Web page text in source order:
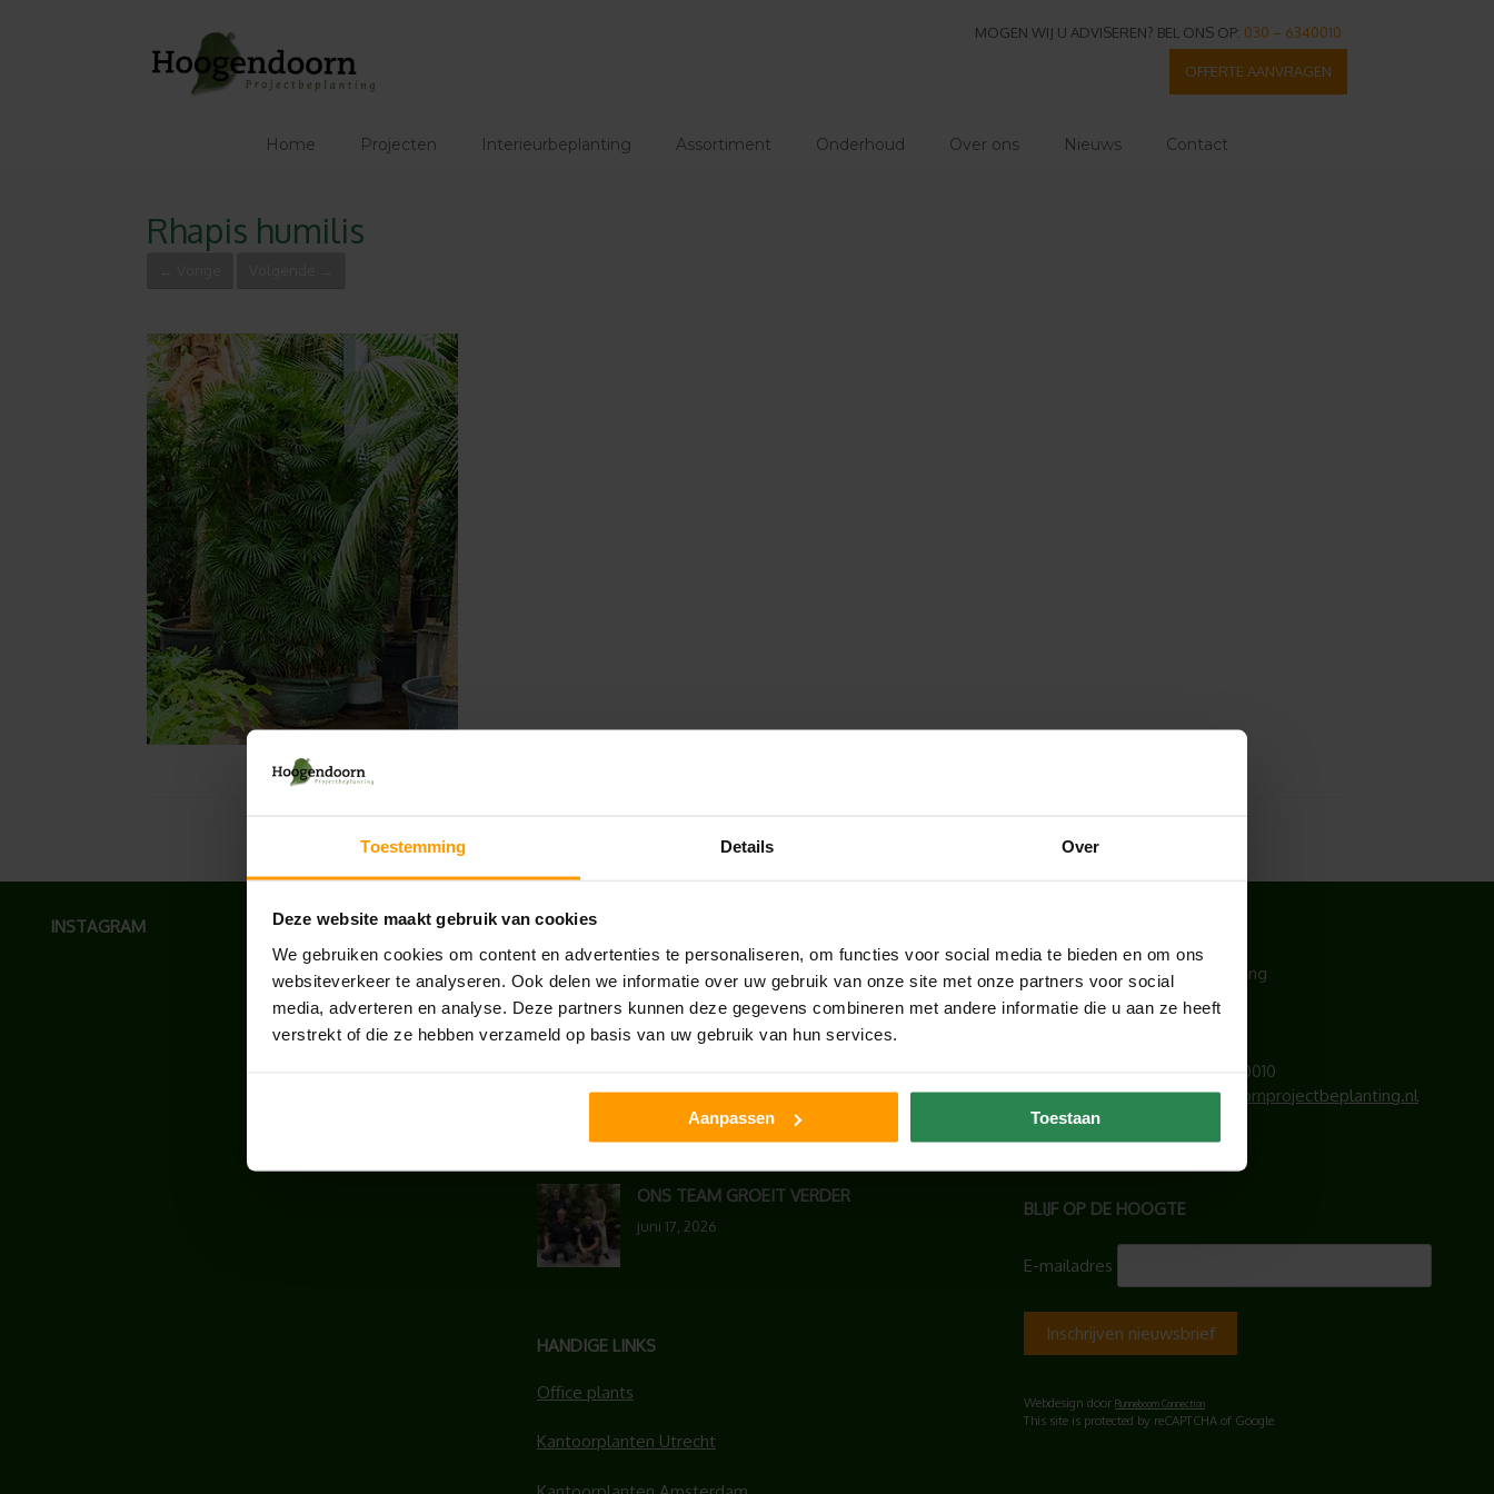
Toestemming Details Over
Deze website maakt gebruik van cookies
We gebruiken cookies om content en advertenties te personaliseren, om functies voor social media te bieden en om ons
websiteverkeer te analyseren. Ook delen we informatie over uw gebruik van onze site met onze partners voor social
media, adverteren en analyse. Deze partners kunnen deze gegevens combineren met andere informatie die u aan ze heeft
verstrekt of die ze hebben verzameld op basis van uw gebruik van hun services.
Aanpassen Toestaan
MOGEN WIJ U ADVISEREN? BEL ONS OP: 030 – 6340010
OFFERTE AANVRAGEN
Home Projecten Interieurbeplanting Assortiment Onderhoud Over ons Nieuws Contact
Rhapis humilis
INSTAGRAM LAATSTE NIEUWS
BLOG: LUIS IN KANTOORPLANTEN – ZO
PAKKEN WE HET AAN
augustus 7, 2026
juli 28, 2026
ONS TEAM GROEIT VERDER
juni 17, 2026
HANDIGE LINKS
Office plants
Kantoorplanten Utrecht
Hoogendoorn Projectbeplanting
Lichtschip 77
030 – 6340010
E-mailadres:info@hoogendoornprojectbeplanting.nl
KvK-nummer: 83092749
BLIJF OP DE HOOGTE
E-mailadres
Webdesign door Runneboom Connection
This site is protected by reCAPTCHA of Google